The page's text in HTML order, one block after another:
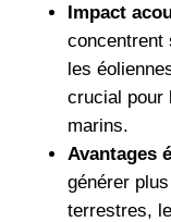
Impact
concentrent
les
crucial pour
marins.
Avantages
générer
terrestres,